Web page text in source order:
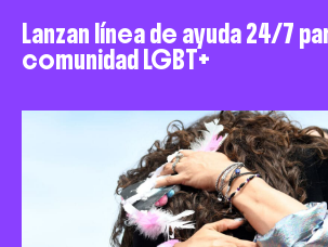
Lanzan línea de ayuda 24/7
comunidad LGBT+